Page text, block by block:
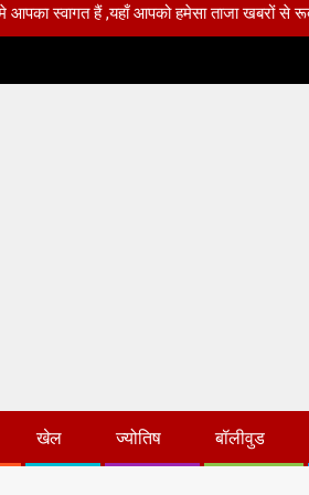
स्वागत हैं ,यहाँ आपको हमेसा ताजा खबरों से
खेल ज्योतिष बॉलीवुड